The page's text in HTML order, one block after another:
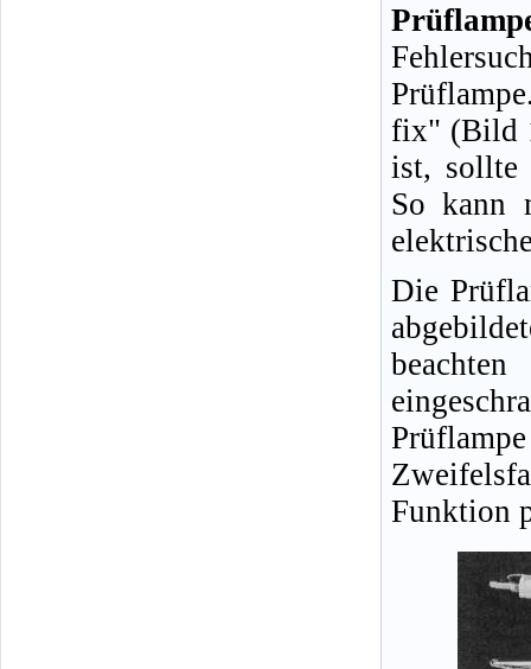
fix" (Bild
ist, sollte
So kann
Die
Funktion